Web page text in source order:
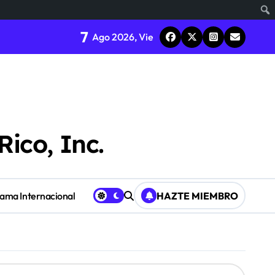
7 Ago 2026, Vie
Inc.
Internacional HAZTE MIEMBRO